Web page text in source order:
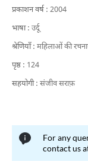
प्रकाशन वर्ष : 2004
भाषा : उर्दू
श्रेणियाँ : महिलाओं की
पृष्ठ : 124
सहयोगी : संजीव सराफ़
For any
contact us